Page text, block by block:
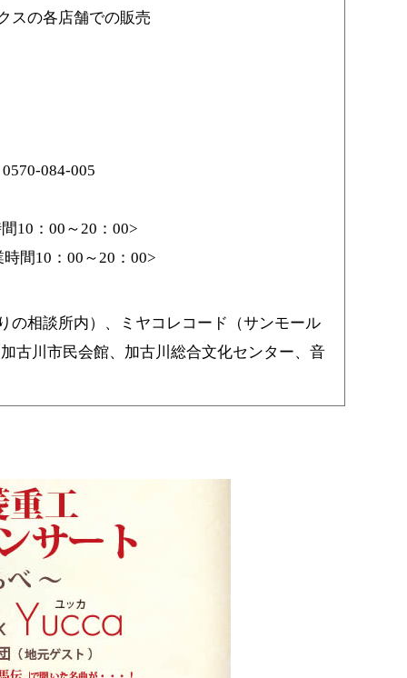
スの各店舗での販売
0570-084-005
10 ：00 ～20 ：00>
時間10 ：00 ～20 ：00>
の相談所内）、ミヤコレコード（サンモール
古川市民会館、加古川総合文化センター、音